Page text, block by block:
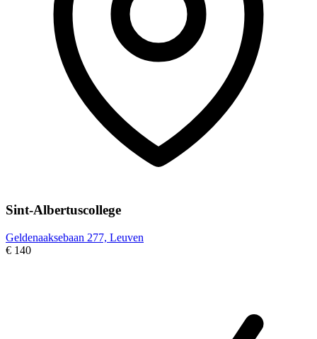
Sint-Albertuscollege
Geldenaaksebaan 277, Leuven
€ 140